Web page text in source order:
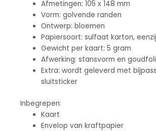
Afmetingen: 105 x 148 mm
Vorm: golvende randen
Ontwerp: bloemen
Papiersoort: sulfaat karton,
Gewicht perkaart: 5 gram
Afwerking: stansvorm en
Extra: wordt geleverd met
sluitsticker
Inbegrepen:
Kaart
Envelop van kraftpapier